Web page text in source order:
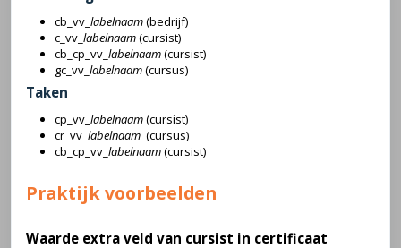
cb_vv_ labelnaam(bedrijf)
c_vv_ labelnaam(cursist)
cb_cp_vv_ labelnaam(cursist)
gc_vv_ labelnaam(cursus)
Taken
cp_vv_ labelnaam(cursist)
cr_vv_ labelnaam (cursus)
cb_cp_vv_ labelnaam(cursist)
Praktijk voorbeelden
Waarde extra veld van cursist in certificaat